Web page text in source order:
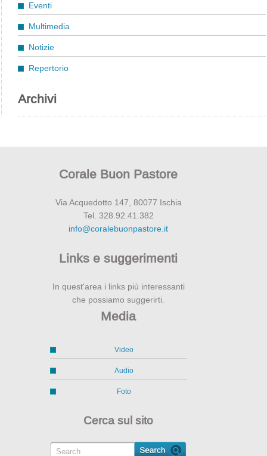
Eventi
Multimedia
Notizie
Repertorio
Archivi
Corale Buon Pastore
Via Acquedotto 147, 80077 Ischia
Tel. 328.92.41.382
info@coralebuonpastore.it
Links e suggerimenti
In quest'area i links più interessanti
che possiamo suggerirti.
Media
Video
Audio
Foto
Cerca sul sito